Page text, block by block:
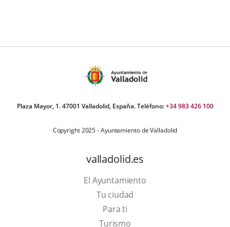
Plaza Mayor, 1. 47001 Valladolid, España. Teléfono:+34 983 426 100
Copyright 2025 - Ayuntamiento de Valladolid
valladolid.es
El Ayuntamiento
Tu ciudad
Para ti
TurismoThis